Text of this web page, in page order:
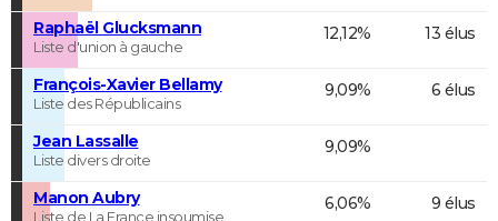
Raphaël Glucksmann
Liste d'union à gauche
12,12% 13 élus
François-Xavier Bellamy
Liste des Républicains
9,09% 6 élus
Jean Lassalle
Liste divers droite
9,09%
Manon Aubry
Liste de La France insoumise
6,06% 9 élus